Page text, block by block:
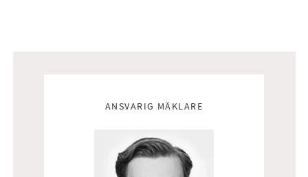
ANSVARIG MÄKLARE